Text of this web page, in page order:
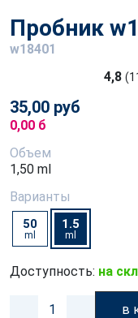
Пробник
w18401
4,8
35,00 руб
0,00 б
Объем
1,50 ml
Варианты
50
ml
1.5
ml
Доступность: на
в